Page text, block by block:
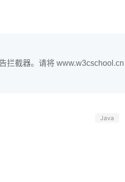
拦截器。请将
Java